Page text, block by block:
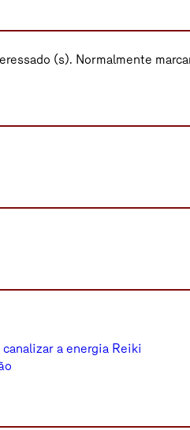
(s). Normalmente
canalizar a energia Reiki